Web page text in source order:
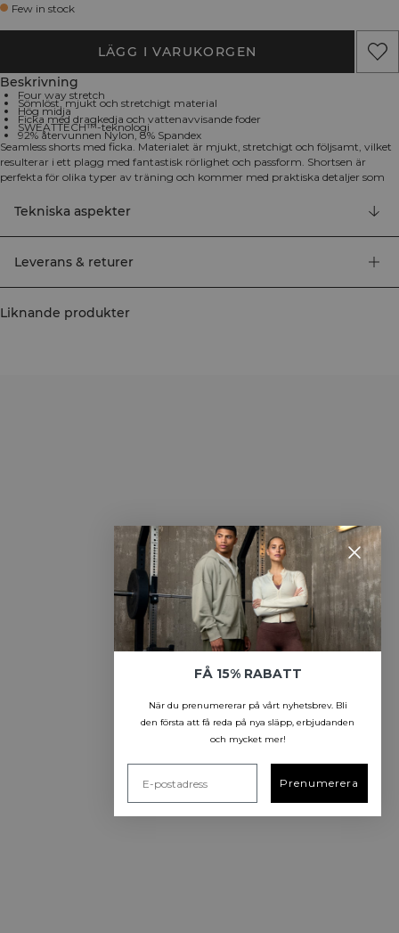
Few in stock
LÄGG I VARUKORGEN
Beskrivning
Four way stretch
Sömlöst, mjukt och stretchigt material
Hög midja
Ficka med dragkedja och vattenavvisande foder
SWEATTECH™-teknologi
92% återvunnen Nylon, 8% Spandex
Seamless shorts med ficka. Materialet är mjukt, stretchigt och följsamt, vilket
resulterar i ett plagg med fantastisk rörlighet och passform. Shortsen är
perfekta för olika typer av träning och kommer med praktiska detaljer som
svett från kroppen och hjälper dig att hålla dig torr även under dina mest
intensiva träningspass. Four-way stretch, SWEATTECH™-teknologi, hög
midja och ficka med osynlig dragkedja och vattenavvisande foder i linningen
Nylon, 8% Elastan.
Tekniska aspekter
Leverans & returer
Liknande produkter
FÅ 15% RABATT
När du prenumererar på vårt nyhetsbrev. Bli
den första att få reda på nya släpp, erbjudanden
och mycket mer!
Prenumerera